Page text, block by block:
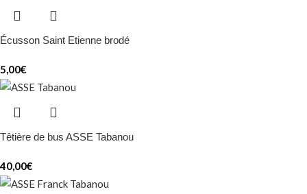
Écusson Saint Etienne brodé
5,00€
Têtière de bus ASSE Tabanou
40,00€